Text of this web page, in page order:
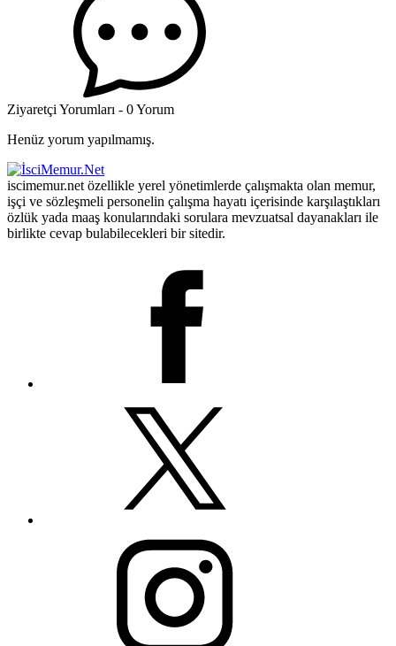
Ziyaretçi Yorumları - 0 Yorum
Henüz yorum yapılmamış.
iscimemur.net özellikle yerel yönetimlerde çalışmakta olan memur,
işçi ve sözleşmeli personelin çalışma hayatı içerisinde karşılaştıkları
özlük yada maaş konularındaki sorulara mevzuatsal dayanakları ile
birlikte cevap bulabilecekleri bir sitedir.